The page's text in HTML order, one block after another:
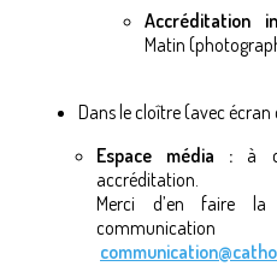
Accréditation
Matin
Dans le cloître (avec
Espace média : à
accréditation.
Merci d’en faire la